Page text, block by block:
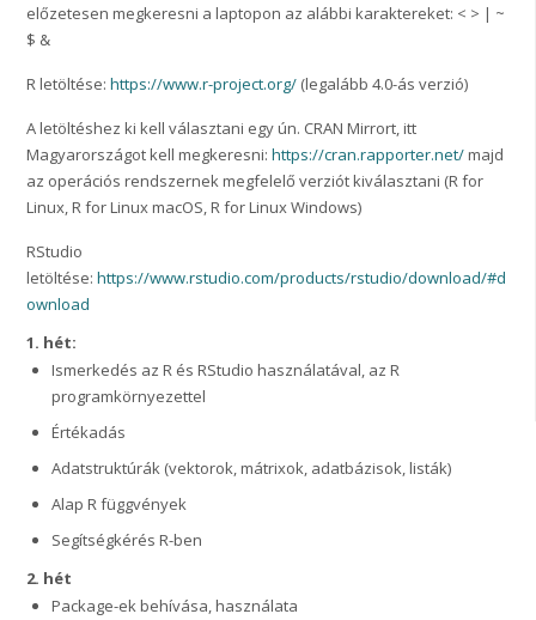
előzetesen megkeresni a laptopon az alábbi karaktereket: < > | ~
$ &
R letöltése:https://www.r-project.org/ (legalább 4.0-ás verzió)
A letöltéshez ki kell választani egy ún. CRAN Mirrort, itt
Magyarországot kell megkeresni:https://cran.rapporter.net/majd
az operációs rendszernek megfelelő verziót kiválasztani (R for
Linux, R for Linux macOS, R for Linux Windows)
RStudio
letöltése:https://www.rstudio.com/products/rstudio/download/#d
ownload
1. hét:
Ismerkedés az R és RStudio használatával, az R
programkörnyezettel
Értékadás
Adatstruktúrák (vektorok, mátrixok, adatbázisok, listák)
Alap R függvények
Segítségkérés R-ben
2. hét
Package-ek behívása, használata